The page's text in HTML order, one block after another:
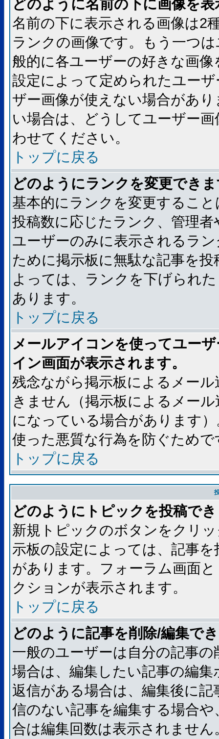
どのように名前の下に画像を
名前の下に表示される画像は2
ランクの画像です。もう一つ
般的に各ユーザーの好きな画
設定によって定められたユー
ザー画像が使えない場合があ
い場合は、どうしてユーザー
わせてください。
トップに戻る
どのようにランクを変更でき
基本的にランクを変更するこ
投稿数に応じたランク、管理
ユーザーのみに表示されるラ
ために掲示板に無駄な記事を
よっては、ランクを下げられ
あります。
トップに戻る
メールアイコンを使ってユー
イン画面が表示されます。
残念ながら掲示板によるメー
きません（掲示板によるメー
になっている場合があります
使った悪質な行為を防ぐためで
トップに戻る
どのようにトピックを投稿で
新規トピックのボタンをクリ
示板の設定によっては、記事
があります。フォーラム画面
クションが表示されます。
トップに戻る
どのように記事を削除/編集で
一般のユーザーは自分の記事
場合は、編集したい記事の編
返信がある場合は、編集後に
信のない記事を編集する場合
合は編集回数は表示されませ